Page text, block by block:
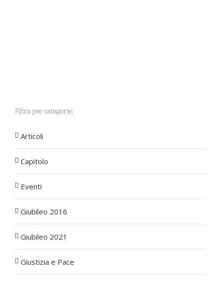
Filtra per categorie:
Articoli
Capitolo
Eventi
Giubileo 2016
Giubileo 2021
Giustizia e Pace